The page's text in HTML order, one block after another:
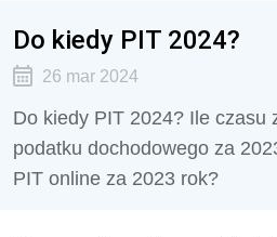
Do kiedy PIT 2024?
26 mar 2024
Do kiedy PIT 2024? Ile czasu
podatku dochodowego za
PIT online za 2023 rok?